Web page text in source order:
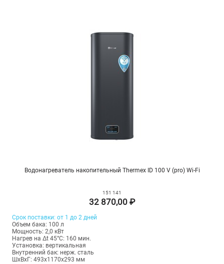
Водонагреватель накопительный Thermex ID 100 V (pro) Wi-Fi
151 141
32 870,00 ₽
Срок поставки: от 1 до 2 дней
Объем бака: 100 л
Мощность: 2,0 кВт
Нагрев на Δt 45°С: 160 мин.
Установка: вертикальная
Внутренний бак: нерж. сталь
ШхВхГ: 493х1170х293 мм